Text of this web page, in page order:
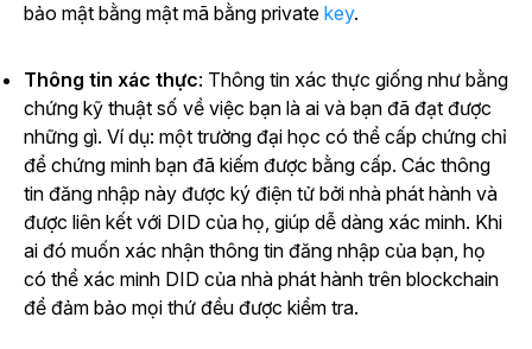
bảo mật bằng mật mã bằng private key.
Thông tin xác thực: Thông tin xác thực giống như bằng
chứng kỹ thuật số về việc bạn là ai và bạn đã đạt được
những gì. Ví dụ: một trường đại học có thể cấp chứng chỉ
để chứng minh bạn đã kiếm được bằng cấp. Các thông
tin đăng nhập này được ký điện tử bởi nhà phát hành và
được liên kết với DID của họ, giúp dễ dàng xác minh. Khi
ai đó muốn xác nhận thông tin đăng nhập của bạn, họ
có thể xác minh DID của nhà phát hành trên blockchain
để đảm bảo mọi thứ đều được kiểm tra.